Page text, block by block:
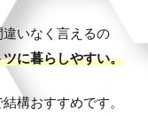
いなく言えるの
に暮らしやすい。
構おすすめです。